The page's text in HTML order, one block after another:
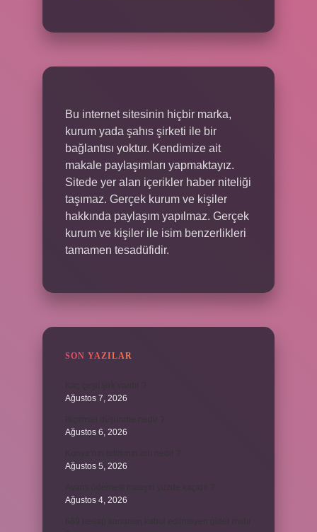
Bu internet sitesinin hiçbir marka,
kurum yada şahıs şirketi ile bir
bağlantısı yoktur. Kendimize ait
makale paylaşımları yapmaktayız.
Sitede yer alan içerikler haber niteliği
taşımaz. Gerçek kurum ve kişiler
hakkında paylaşım yapılmaz. Gerçek
kurum ve kişiler ile isim benzerlikleri
tamamen tesadüfidir.
SON YAZILAR
Ağustos 7, 2026
Ağustos 6, 2026
Ağustos 5, 2026
Ağustos 4, 2026